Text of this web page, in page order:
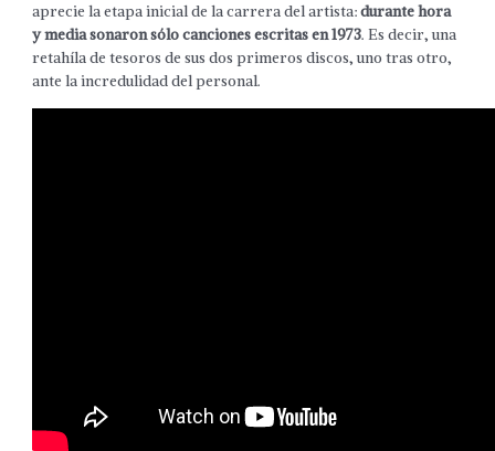
aprecie la etapa inicial de la carrera del artista:durante hora
y media sonaron sólo canciones escritas en 1973. Es decir, una
retahíla de tesoros de sus dos primeros discos, uno tras otro,
ante la incredulidad del personal.